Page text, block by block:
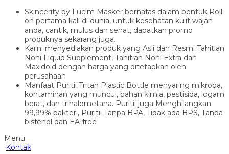
Skincerity by Lucim Masker bernafas dalam bentuk Roll
on pertama kali di dunia, untuk kesehatan kulit wajah
anda, cantik, mulus dan sehat, dapatkan promo
produknya sekarang juga.
Kami menyediakan produk yang Asli dan Resmi Tahitian
Noni Liquid Supplement, Tahitian Noni Extra dan
Maxidoid dengan harga yang ditetapkan oleh
perusahaan
Manfaat Puritii Tritan Plastic Bottle menyaring mikroba,
kontaminan yang muncul, bahan kimia, pestisida, logam
berat, dan trihalometana. Puritii juga Menghilangkan
99,99% bakteri, Puritii Tanpa BPA, Tidak ada BPS, Tanpa
bisfenol dan EA-free
Menu
Kontak